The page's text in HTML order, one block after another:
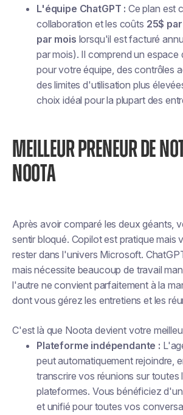
L'équipe ChatGPT : Ce plan est
collaboration et les coûts 25$
par mois lorsqu'il est facturé
par mois). Il comprend un espace
pour votre équipe, des contrôles
des limites d'utilisation plus
choix idéal pour la plupart des
MEILLEUR PRENEUR DE
NOOTA
Après avoir comparé les deux géants,
sentir bloqué. Copilot est pratique mais
rester dans l'univers Microsoft.
mais nécessite beaucoup de travail
l'autre ne convient parfaitement à la
dont vous gérez les entretiens et les
C'est là que Noota devient votre
Plateforme indépendante :
peut automatiquement rejoindre,
transcrire vos réunions sur toutes
plateformes. Vous bénéficiez
et unifié pour toutes vos